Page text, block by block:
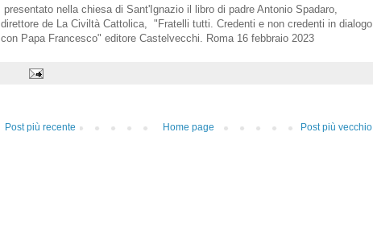
presentato nella chiesa di Sant'Ignazio il libro di padre Antonio Spadaro,
direttore de La Civiltà Cattolica, "Fratelli tutti. Credenti e non credenti in dialogo
con Papa Francesco" editore Castelvecchi. Roma 16 febbraio 2023
Post più recente Post più vecchio
Home page